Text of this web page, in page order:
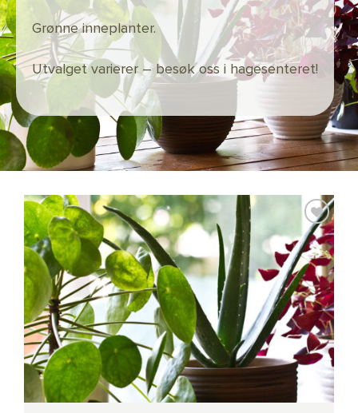
Grønne inneplanter.
Utvalget varierer – besøk oss i hagesenteret!